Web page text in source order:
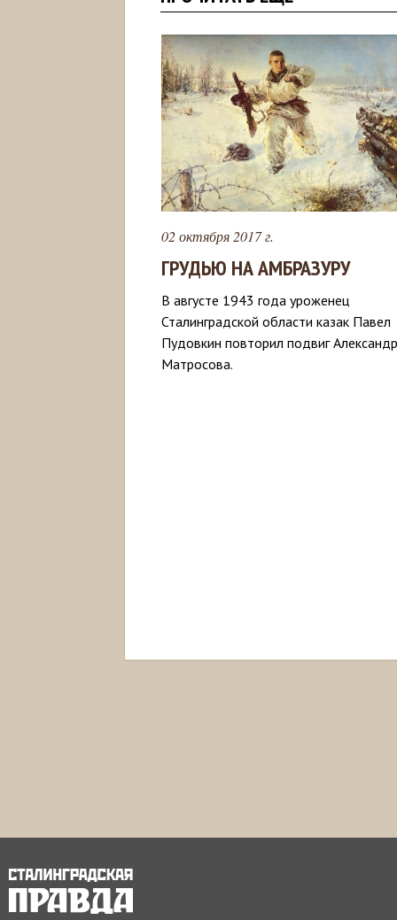
02 октября 2017 г.
ГРУДЬЮ НА АМБРАЗУРУ
В августе 1943 года уроженец
Сталинградской области казак Павел
Пудовкин повторил подвиг
Матросова.